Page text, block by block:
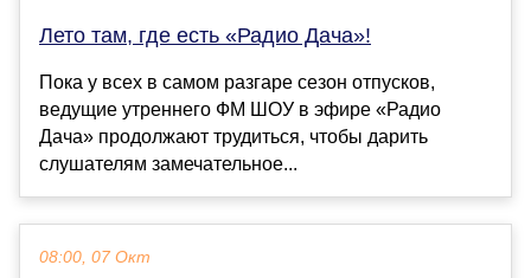
Лето там, где есть «Радио Дача»!
Пока у всех в самом разгаре сезон отпусков,
ведущие утреннего ФМ ШОУ в эфире «Радио
Дача» продолжают трудиться, чтобы дарить
слушателям замечательное...
08:00, 07 Окт